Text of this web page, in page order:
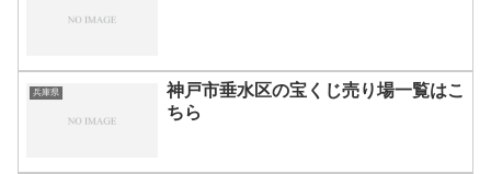
兵庫県
神戸市垂水区の宝くじ売り場一覧はこ
ちら